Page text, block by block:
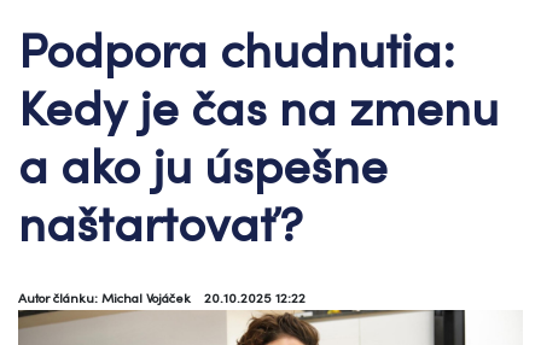
Podpora chudnutia:
Kedy je čas na zmenu
a ako ju úspešne
naštartovať?
Autor článku: Michal Vojáček 20.10.2025 12:22